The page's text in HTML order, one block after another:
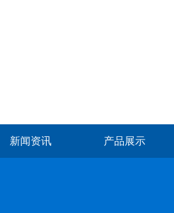
新闻资讯 产品展示